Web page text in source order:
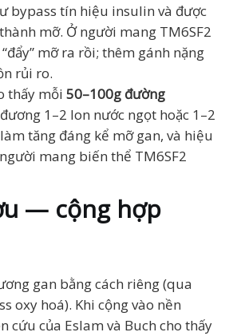
bypass tín hiệu insulin và được
mỡ. Ở người mang TM6SF2
mỡ ra rồi; thêm gánh nặng
rủi ro.
thấy mỗi 50–100g đường
1–2 lon nước ngọt hoặc 1–2
tăng đáng kể mỡ gan, và hiệu
mang biến thể TM6SF2
— cộng hợp
gan bằng cách riêng (qua
oxy hoá). Khi cộng vào nền
cứu của Eslam và Buch cho thấy